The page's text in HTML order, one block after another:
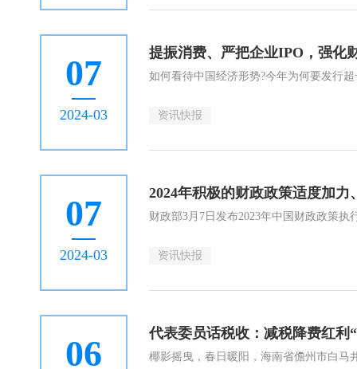
07
2024-03 资讯快报
07
2024-03
2024年积极的财政政策适度加力
资讯快报
06 代表委员话税收：减税降费红利